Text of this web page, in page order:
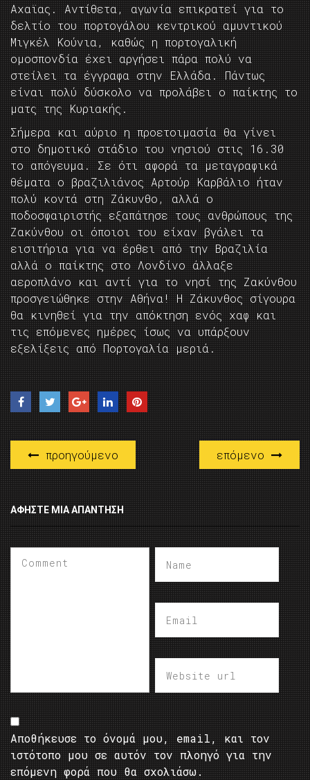
Αχαϊας. Αντίθετα, αγωνία επικρατεί για το
δελτίο του πορτογάλου κεντρικού αμυντικού
Μιγκέλ Κούνια, καθώς η πορτογαλική
ομοσπονδία έχει αργήσει πάρα πολύ να
στείλει τα έγγραφα στην Ελλάδα. Πάντως
είναι πολύ δύσκολο να προλάβει ο παίκτης το
ματς της Κυριακής.
Σήμερα και αύριο η προετοιμασία θα γίνει
στο δημοτικό στάδιο του νησιού στις 16.30
το απόγευμα. Σε ότι αφορά τα μεταγραφικά
θέματα ο βραζιλιάνος Αρτούρ Καρβάλιο ήταν
πολύ κοντά στη Ζάκυνθο, αλλά ο
ποδοσφαιριστής εξαπάτησε τους ανθρώπους της
Ζακύνθου οι όποιοι του είχαν βγάλει τα
εισιτήρια για να έρθει από την Βραζιλία
αλλά ο παίκτης στο Λονδίνο άλλαξε
αεροπλάνο και αντί για το νησί της Ζακύνθου
προσγειώθηκε στην Αθήνα! Η Ζάκυνθος σίγουρα
θα κινηθεί για την απόκτηση ενός χαφ και
τις επόμενες ημέρες ίσως να υπάρξουν
εξελίξεις από Πορτογαλία μεριά.
προηγούμενο επόμενο
ΑΦΉΣΤΕ ΜΙΑ ΑΠΆΝΤΗΣΗ
Αποθήκευσε το όνομά μου, email, και τον
ιστότοπο μου σε αυτόν τον πλοηγό για την
επόμενη φορά που θα σχολιάσω.